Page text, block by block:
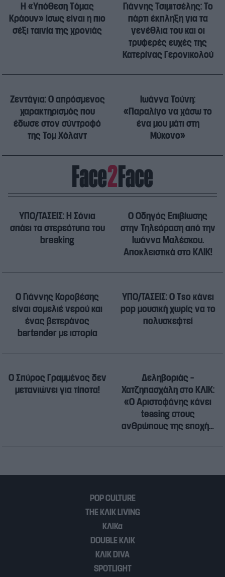
Η «Υπόθεση Τόμας
Κράουν» ίσως είναι η πιο
σέξι ταινία της χρονιάς
Γιάννης Τσιμιτσέλης: Το
πάρτι έκπληξη για τα
γενέθλια του και οι
τρυφερές ευχές της
Κατερίνας Γερονικολού
Ζεντάγια: Ο απρόσμενος
χαρακτηρισμός που
έδωσε στον σύντροφό
της Τομ Χόλαντ
Ιωάννα Τούνη:
«Παραλίγο να χάσω το
ένα μου μάτι στη
Μύκονο»
ΥΠΟ/ΤΑΣΕΙΣ: Η Σόνια
σπάει τα στερεότυπα του
breaking
Ο Οδηγός Επιβίωσης
στην Τηλεόραση από την
Ιωάννα Μαλέσκου.
Αποκλειστικά στο ΚΛΙΚ!
Ο Γιάννης Κοροβέσης
είναι σομελιέ νερού και
ένας βετεράνος
bartender με ιστορία
ΥΠΟ/ΤΑΣΕΙΣ: Ο Τso κάνει
pop μουσική χωρίς να το
πολυσκεφτεί
Ο Σπύρος Γραμμένος δεν
μετανιώνει για τίποτα!
Δεληβοριάς –
Χατζηπασχάλη στο ΚΛΙΚ:
«Ο Αριστοφάνης κάνει
teasing στους
ανθρώπους της εποχής
POP CULTURE
THE ΚΛΙΚ LIVING
ΚΛΙΚα
DOUBLE ΚΛΙΚ
ΚΛΙΚ DIVA
SPOTLIGHT